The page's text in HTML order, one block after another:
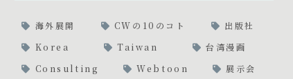
海外展開 CWの10のコト
出版社
Korea
Taiwan
台湾漫画
Consulting
Webtoon
展示会